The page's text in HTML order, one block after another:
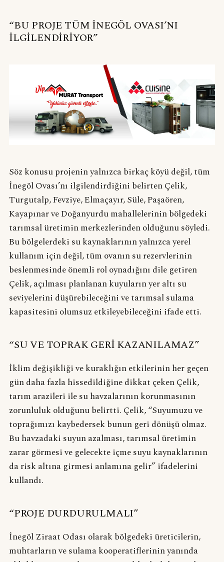
“BU PROJE TÜM İNEGÖL OVASI’NI
İLGİLENDİRİYOR”
Söz konusu projenin yalnızca birkaç köyü değil, tüm
İnegöl Ovası’nı ilgilendirdiğini belirten Çelik,
Turgutalp, Fevziye, Elmaçayır, Süle, Paşaören,
Kayapınar ve Doğanyurdu mahallelerinin bölgedeki
tarımsal üretimin merkezlerinden olduğunu söyledi.
Bu bölgelerdeki su kaynaklarının yalnızca yerel
kullanım için değil, tüm ovanın su rezervlerinin
beslenmesinde önemli rol oynadığını dile getiren
Çelik, açılması planlanan kuyuların yer altı su
seviyelerini düşürebileceğini ve tarımsal sulama
kapasitesini olumsuz etkileyebileceğini ifade etti.
“SU VE TOPRAK GERİ KAZANILAMAZ”
İklim değişikliği ve kuraklığın etkilerinin her geçen
gün daha fazla hissedildiğine dikkat çeken Çelik,
tarım arazileri ile su havzalarının korunmasının
zorunluluk olduğunu belirtti. Çelik, “Suyumuzu ve
toprağımızı kaybedersek bunun geri dönüşü olmaz.
Bu havzadaki suyun azalması, tarımsal üretimin
zarar görmesi ve gelecekte içme suyu kaynaklarının
da risk altına girmesi anlamına gelir” ifadelerini
kullandı.
“PROJE DURDURULMALI”
İnegöl Ziraat Odası olarak bölgedeki üreticilerin,
muhtarların ve sulama kooperatiflerinin yanında